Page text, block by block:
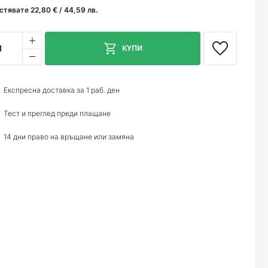
22,80 € / 44,59 лв.
КУПИ
Експресна доставка за 1 раб. ден
Тест и преглед преди плащане
14 дни право на връщане или замяна